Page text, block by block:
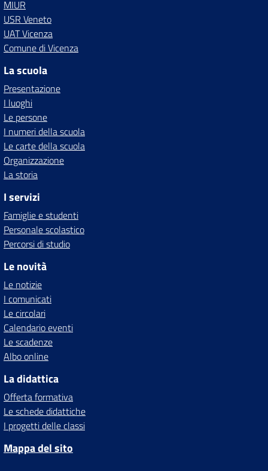
MIUR
USR Veneto
UAT Vicenza
Comune di Vicenza
La scuola
Presentazione
I luoghi
Le persone
I numeri della scuola
Le carte della scuola
Organizzazione
La storia
I servizi
Famiglie e studenti
Personale scolastico
Percorsi di studio
Le novità
Le notizie
I comunicati
Le circolari
Calendario eventi
Le scadenze
Albo online
La didattica
Offerta formativa
Le schede didattiche
I progetti delle classi
Mappa del sito